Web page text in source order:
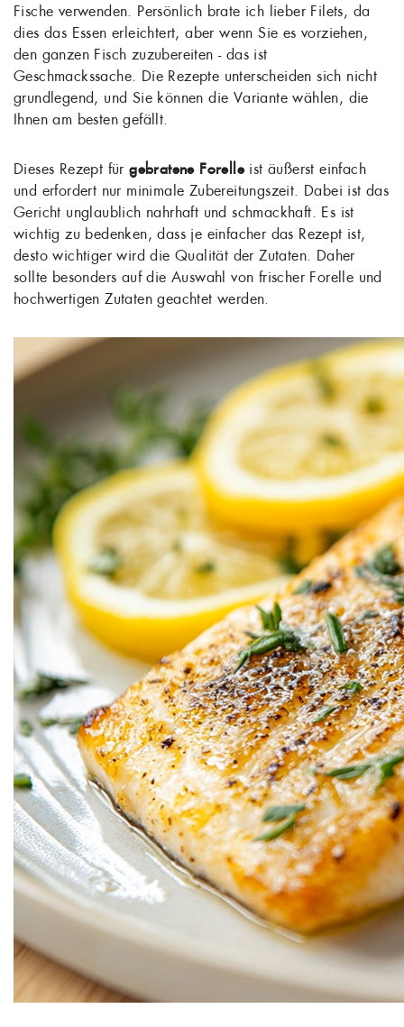
Fische verwenden. Persönlich brate ich lieber Filets, da
dies das Essen erleichtert, aber wenn Sie es vorziehen,
den ganzen Fisch zuzubereiten - das ist
Geschmackssache. Die Rezepte unterscheiden sich nicht
grundlegend, und Sie können die Variante wählen, die
Ihnen am besten gefällt.
Dieses Rezept fürgebratene Forelleist äußerst einfach
und erfordert nur minimale Zubereitungszeit. Dabei ist das
Gericht unglaublich nahrhaft und schmackhaft. Es ist
wichtig zu bedenken, dass je einfacher das Rezept ist,
desto wichtiger wird die Qualität der Zutaten. Daher
sollte besonders auf die Auswahl von frischer Forelle und
hochwertigen Zutaten geachtet werden.